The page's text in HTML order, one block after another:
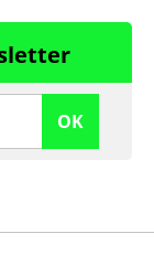
OK